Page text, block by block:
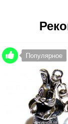
Популярное